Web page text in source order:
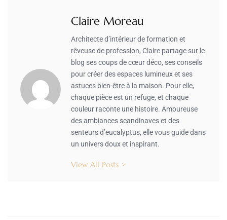
Claire Moreau
Architecte d’intérieur de formation et
rêveuse de profession, Claire partage sur le
blog ses coups de cœur déco, ses conseils
pour créer des espaces lumineux et ses
astuces bien-être à la maison. Pour elle,
chaque pièce est un refuge, et chaque
couleur raconte une histoire. Amoureuse
des ambiances scandinaves et des
senteurs d’eucalyptus, elle vous guide dans
un univers doux et inspirant.
View All Posts >